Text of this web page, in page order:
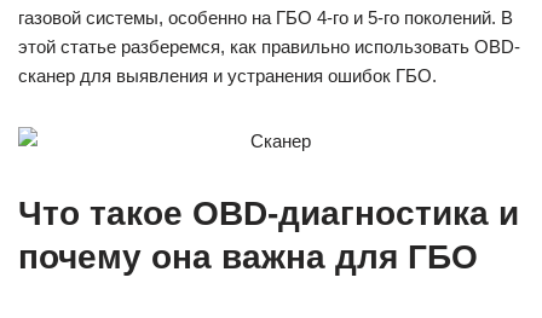
газовой системы, особенно на ГБО 4-го и 5-го поколений. В
этой статье разберемся, как правильно использовать OBD-
сканер для выявления и устранения ошибок ГБО.
Что такое OBD-диагностика и
почему она важна для ГБО